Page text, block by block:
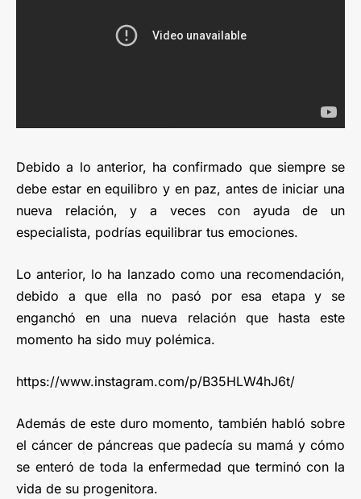
Debido a lo anterior, ha confirmado que siempre se
debe estar en equilibro y en paz, antes de iniciar una
nueva relación, y a veces con ayuda de un
especialista, podrías equilibrar tus emociones.
Lo anterior, lo ha lanzado como una recomendación,
debido a que ella no pasó por esa etapa y se
enganchó en una nueva relación que hasta este
momento ha sido muy polémica.
https://www.instagram.com/p/B35HLW4hJ6t/
Además de este duro momento, también habló sobre
el cáncer de páncreas que padecía su mamá y cómo
se enteró de toda la enfermedad que terminó con la
vida de su progenitora.